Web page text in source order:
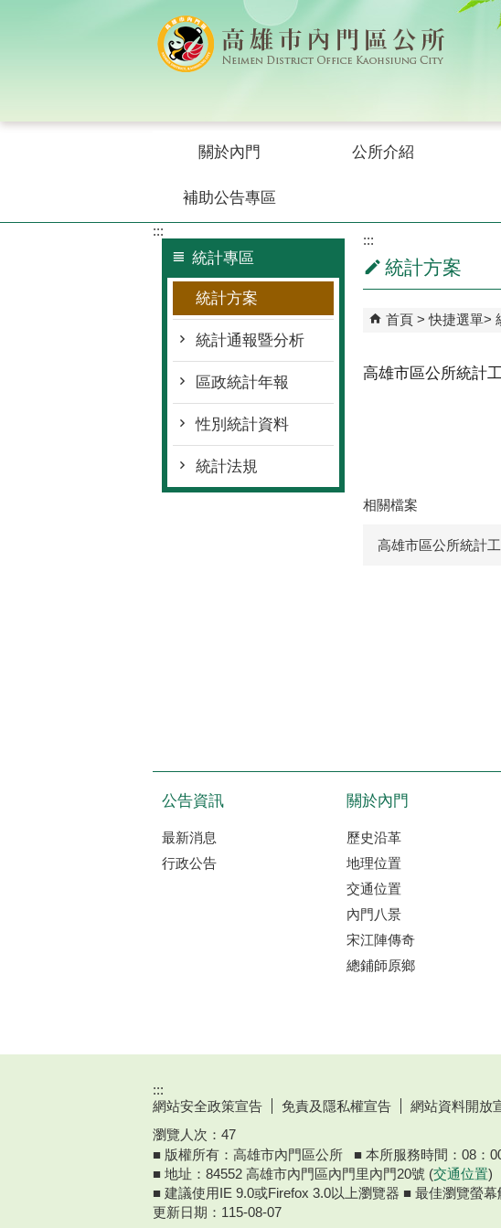
關於內門 公所介紹
補助公告專區
:::
統計專區
統計方案
統計通報暨分析
區政統計年報
性別統計資料
統計法規
:::
統計方案
首頁 快捷選單
高雄市區公所統計
相關檔案
高雄市區公所統計
公告資訊
最新消息
行政公告
關於內門
歷史沿革
地理位置
交通位置
內門八景
宋江陣傳奇
總鋪師原鄉
:::
網站安全政策宣告
免責及隱私權宣告
網站資料開放
瀏覽人次： 47
■ 版權所有：高雄市內門區公所 ■ 本所服務時間：08：
■ 地址：84552 高雄市內門區內門里內門20號 (交通位置)
■ 建議使用IE 9.0或Firefox 3.0以上瀏覽器 ■ 最佳瀏覽螢
更新日期： 115-08-07